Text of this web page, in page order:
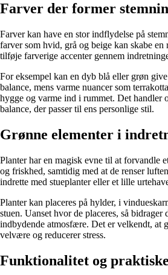
Farver der former
Farver kan have en stor indflydelse på
farver som hvid, grå og beige kan skabe en
tilføje farverige accenter gennem
For eksempel kan en dyb blå eller grøn
balance, mens varme nuancer som
hygge og varme ind i rummet. Det handler
balance, der passer til ens personlige stil.
Grønne elementer i
Planter har en magisk evne til at forvandle
og friskhed, samtidig med at de renser
indrette med stueplanter eller et lille
Planter kan placeres på hylder, i
stuen. Uanset hvor de placeres, så bidrager
indbydende atmosfære. Det er velkendt, at
velvære og reducerer stress.
Funktionalitet og